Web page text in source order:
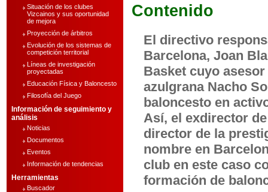
Situación de los clubes
Vizcainos y sus oportunidad
de mejora
Proyección de árbitros
Evolución de los sistemas de
competición territorial
Líneas de investigación
proyectadas
Educación Física y Baloncesto
Filosofía del Juego
Información de seguimiento y
análisis
Noticias
Documentos
Eventos
Información de tendencias
Herramientas
Buscador
Contenido
El directivo
Barcelona, Joan
Basket cuyo
azulgrana Nacho
baloncesto en
Así, el exdirector
director de la
nombre en
club en este caso
formación de